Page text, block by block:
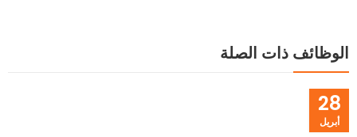
الوظائف ذات الصلة
28
أبريل